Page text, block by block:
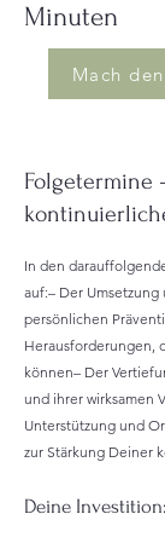
Minuten
Mach
Folgetermine
In den
auf:– Der
persönlichen
Herausforderungen,
können– Der
und ihrer wirksamen
Unterstützung und
zur Stärkung Deiner
Deine